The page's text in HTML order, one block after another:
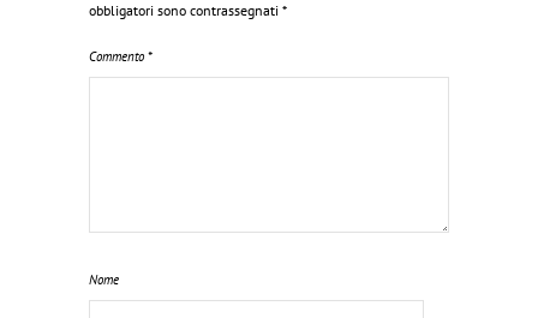
obbligatori sono contrassegnati *
Commento *
Nome